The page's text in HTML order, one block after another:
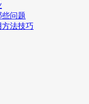
问题
法技巧